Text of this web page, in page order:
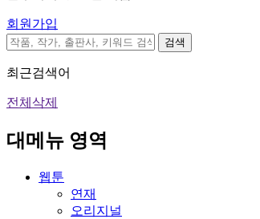
회원가입
검색
최근검색어
전체삭제
대메뉴 영역
웹툰
연재
오리지널